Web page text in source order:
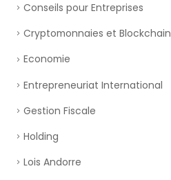
Conseils pour Entreprises
Cryptomonnaies et Blockchain
Economie
Entrepreneuriat International
Gestion Fiscale
Holding
Lois Andorre